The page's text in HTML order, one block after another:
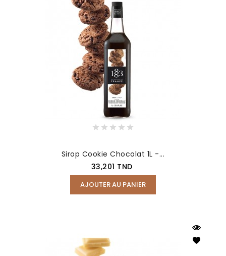
Sirop Cookie Chocolat 1L -...
Prix
33,201 TND
AJOUTER AU PANIER